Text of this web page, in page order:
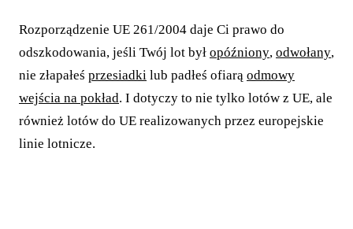
Rozporządzenie UE 261/2004 daje Ci prawo do
odszkodowania, jeśli Twój lot był opóźniony, odwołany,
nie złapałeś przesiadki lub padłeś ofiarą odmowy
wejścia na pokład. I dotyczy to nie tylko lotów z UE, ale
również lotów do UE realizowanych przez europejskie
linie lotnicze.